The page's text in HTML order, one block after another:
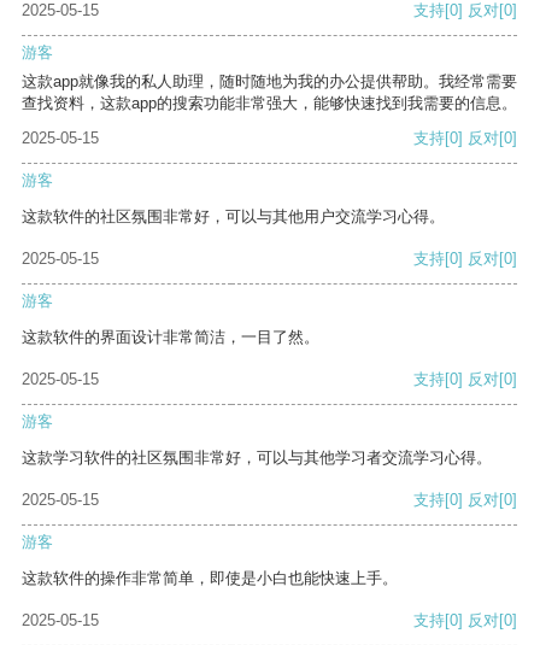
2025-05-15 支持[0] 反对[0]
游客
这款app就像我的私人助理，随时随地为我的办公提供帮助。我经常需要
查找资料，这款app的搜索功能非常强大，能够快速找到我需要的信息。
2025-05-15
支持[0] 反对[0]
游客
这款软件的社区氛围非常好，可以与其他用户交流学习心得。
2025-05-15 支持[0] 反对[0]
游客
这款软件的界面设计非常简洁，一目了然。
2025-05-15 支持[0] 反对[0]
游客
这款学习软件的社区氛围非常好，可以与其他学习者交流学习心得。
2025-05-15 支持[0] 反对[0]
游客
这款软件的操作非常简单，即使是小白也能快速上手。
2025-05-15 支持[0] 反对[0]